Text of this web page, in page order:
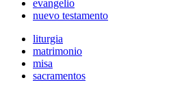
evangelio
nuevo testamento
liturgia
matrimonio
misa
sacramentos